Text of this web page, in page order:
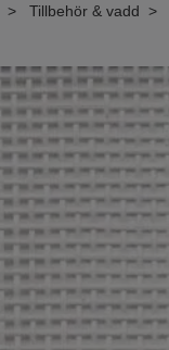
Tillbehör & vadd